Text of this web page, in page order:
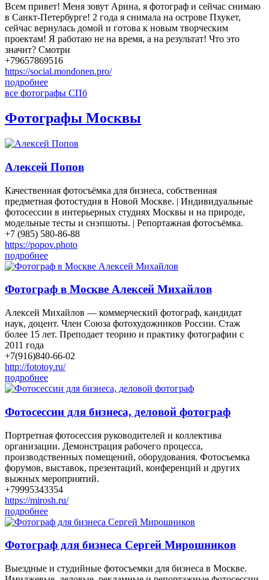
Всем привет! Меня зовут Арина, я фотограф и сейчас снимаю
в Санкт-Петербурге! 2 года я снимала на острове Пхукет,
сейчас вернулась домой и готова к новым творческим
проектам! Я работаю не на время, а на результат! Что это
значит? Смотри
+79657869516
https://social.mondonen.pro/
подробнее
все фотографы СПб
Фотографы Москвы
Алексей Попов
Качественная фотосъёмка для бизнеса, собственная
предметная фотостудия в Новой Москве. | Индивидуальные
фотосессии в интерьерных студиях Москвы и на природе,
модельные тесты и снэпшоты. | Репортажная фотосъёмка.
+7 (985) 580-86-88
https://popov.photo
подробнее
Фотограф в Москве Алексей Михайлов
Алексей Михайлов — коммерческий фотограф, кандидат
наук, доцент. Член Союза фотохудожников России. Стаж
более 15 лет. Преподает теорию и практику фотографии с
2011 года
+7(916)840-66-02
http://fototoy.ru/
подробнее
Фотосессии для бизнеса, деловой фотограф
Портретная фотосессия руководителей и коллектива
организации. Демонстрация рабочего процесса,
производственных помещений, оборудования. Фотосъемка
форумов, выставок, презентаций, конференций и других
выжных мероприятий.
+79995343354
https://mirosh.ru/
подробнее
Фотограф для бизнеса Сергей Мирошников
Выездные и студийные фотосъемки для бизнеса в Москве.